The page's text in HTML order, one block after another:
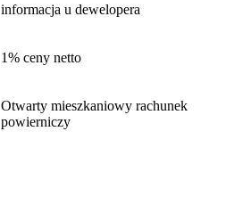
informacja u dewelopera
1% ceny netto
Otwarty mieszkaniowy rachunek
powierniczy